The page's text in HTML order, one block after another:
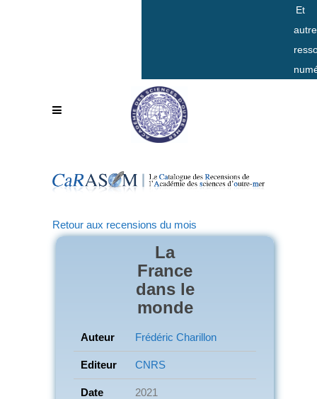
Et
Retour aux recensions du mois
La
France
dans le
monde
Auteur Frédéric Charillon
Editeur CNRS
Date 2021